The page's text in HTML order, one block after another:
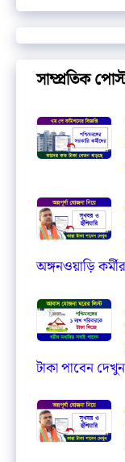
সাম্প্রতিক
অঙ্গনওয়াড়ি
টাকা পাবেন দেখুন